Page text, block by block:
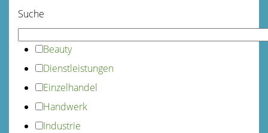
Suche
Beauty
Dienstleistungen
Einzelhandel
Handwerk
Industrie